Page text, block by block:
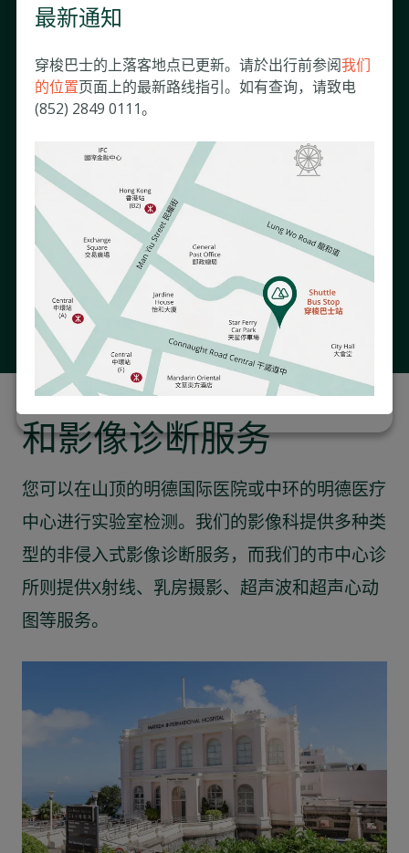
明德医院的实验室检测
和影像诊断服务
您可以在山顶的明德国际医院或中环的明德医疗
中心进行实验室检测。我们的影像科提供多种类
型的非侵入式影像诊断服务，而我们的市中心诊
所则提供X射线、乳房摄影、超声波和超声心动
图等服务。
最新通知
穿梭巴士的上落客地点已更新。请於出行前参阅我们
的位置页面上的最新路线指引。如有查询，请致电
(852) 2849 0111。